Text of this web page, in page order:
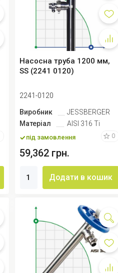
Насосна труба 1200 мм,
SS (2241 0120)
2241-0120
Виробник
JESSBERGER
Матеріал
AISI 316 Ti
під замовлення 0
59,362 грн.
Додати в кошик